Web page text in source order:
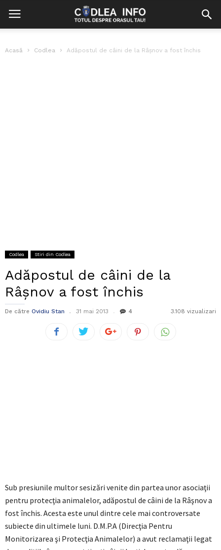
Acasă Codlea Adăpostul de câini de la Râşnov a fost închis
Codlea Stiri din Codlea
Adăpostul de câini de la
Râşnov a fost închis
De către Ovidiu Stan 31 mai 2013 4 3.108 vizualizari
Sub presiunile multor sesizări venite din partea unor asociaţii
pentru protecţia animalelor, adăpostul de câini de la Râşnov a
fost închis. Acesta este unul dintre cele mai controversate
subiecte din ultimele luni. D.M.P.A (Direcţia Pentru
Monitorizarea şi Protecţia Animalelor) a avut reclamaţii legat